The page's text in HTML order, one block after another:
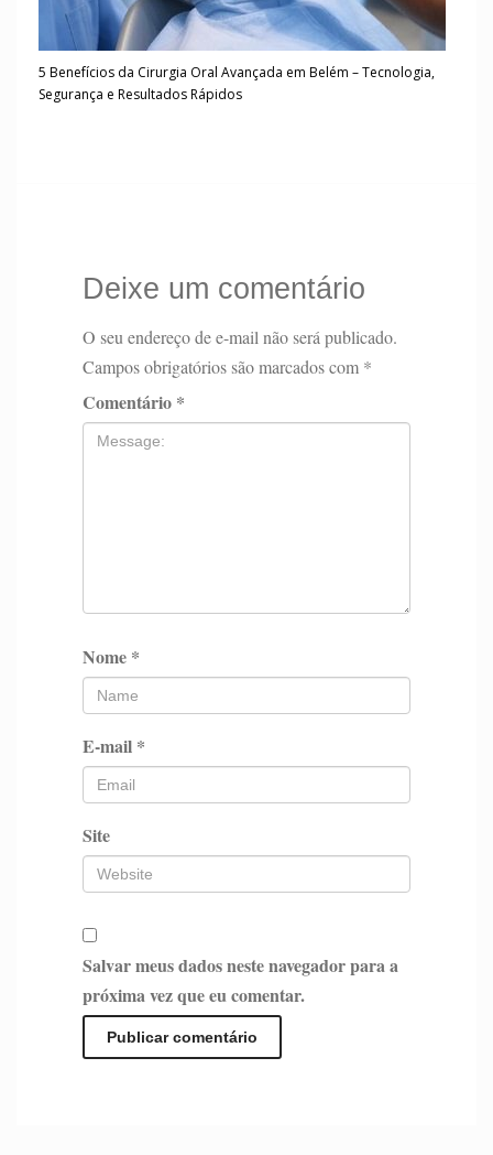
5 Benefícios da Cirurgia Oral Avançada em Belém – Tecnologia,
Segurança e Resultados Rápidos
Deixe um comentário
O seu endereço de e-mail não será publicado.
Campos obrigatórios são marcados com *
Comentário *
Nome *
E-mail *
Site
Salvar meus dados neste navegador para a
próxima vez que eu comentar.